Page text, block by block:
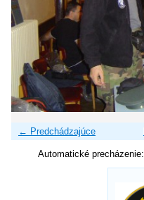
← Predchádzajúce
Automatické precházenie: